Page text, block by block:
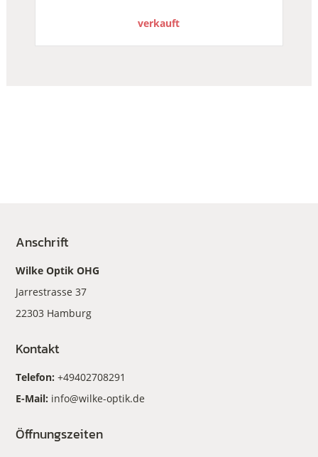
verkauft
Anschrift
Wilke Optik OHG
Jarrestrasse 37
22303 Hamburg
Kontakt
Telefon:+49402708291
E-Mail: info@wilke-optik.de
Öffnungszeiten